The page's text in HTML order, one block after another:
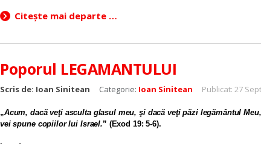
Citește mai departe …
Poporul LEGAMANTULUI
Scris de: Ioan Sinitean Categorie: Ioan Sinitean Publicat: 27
„Acum, dacă veţi asculta glasul meu, şi dacă veţi păzi legământul
vei spune copiilor lui Israel.” (Exod 19: 5-6).